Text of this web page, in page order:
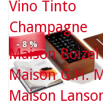
- 8 %
Vino Tinto
Champagne
Maison Boizel
Maison G.H.
Maison